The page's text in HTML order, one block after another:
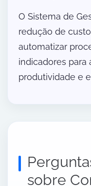
O Sistema de
redução de
automatizar
indicadores para
produtividade e
sobre